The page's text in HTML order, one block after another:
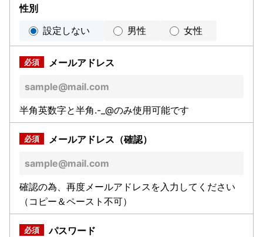
性別
設定しない
男性 女性
メールアドレス
半角英数字と半角.-_@のみ使用可能です
メールアドレス（確認）
確認の為、再度メールアドレスを入力してください
（コピー＆ペースト不可）
パスワード